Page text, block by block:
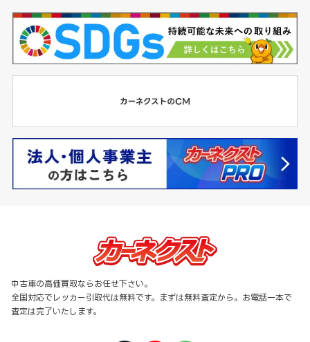
中古車の高価買取ならお任せ下さい。
全国対応でレッカー引取代は無料です。まずは無料査定から。お電話一本で
査定は完了いたします。